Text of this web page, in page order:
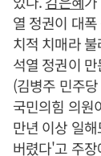
열 정권이 대
치적 치매라
석열 정권이
(김병주 민주
국민의힘 의원
만년 이상 일
버렸다'고 주